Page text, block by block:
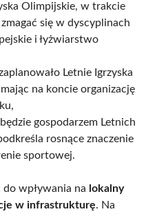
Olimpijskie, w trakcie
się w dyscyplinach
i łyżwiarstwo
Letnie Igrzyska
na koncie organizację
gospodarzem Letnich
rosnące znaczenie
sportowej.
do wpływania na lokalny
w infrastrukturę. Na